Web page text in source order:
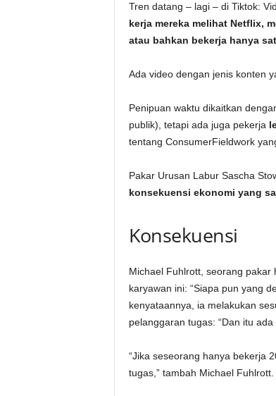
m
Tren datang – lagi – di Tiktok:
kerja mereka melihat Netflix,
atau bahkan bekerja hanya
Ada video dengan jenis konten
Penipuan waktu dikaitkan
publik), tetapi ada juga pekerja
tentang ConsumerFieldwork
Pakar Urusan Labur Sascha
konsekuensi ekonomi yang
Konsekuensi
Michael Fuhlrott, seorang
karyawan ini: “Siapa pun yang
kenyataannya, ia melakukan
pelanggaran tugas: “Dan itu
“Jika seseorang hanya bekerja
tugas,” tambah Michael Fuhlrott.